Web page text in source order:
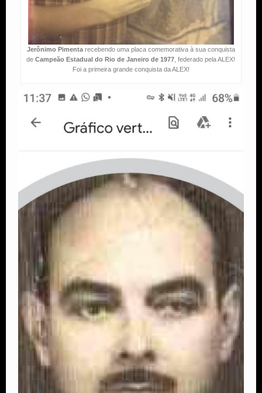
Jerônimo Pimentarecebendo uma placa comemorativa à sua conquista
deCampeão Estadual do Rio de Janeiro de 1977 , federado pela ALEX!
Foi a primeira grande conquista da ALEX!